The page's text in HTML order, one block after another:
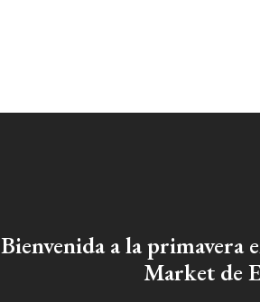
Bienvenida a la primavera
Market de